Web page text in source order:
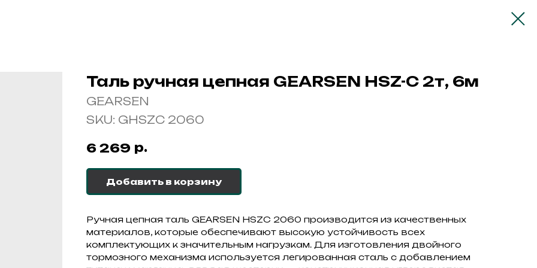
Таль ручная цепная GEARSEN HSZ-C 2т, 6м
GEARSEN
SKU: GHSZC 2060
6 269 р.
Добавить в корзину
Ручная цепная таль GEARSEN HSZC 2060 производится из качественных
материалов, которые обеспечивают высокую устойчивость всех
комплектующих к значительным нагрузкам. Для изготовления двойного
тормозного механизма используется легированная сталь с добавлением